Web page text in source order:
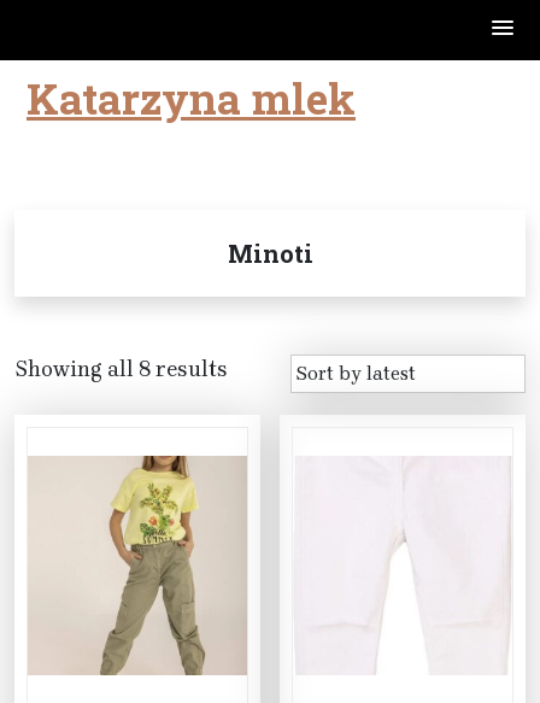
SkipKatarzyna mlek
Minoti
Showing all 8 results